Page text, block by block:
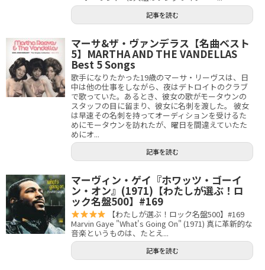
記事を読む
マーサ&ザ・ヴァンデラス【名曲ベスト
5】MARTHA AND THE VANDELLAS
Best 5 Songs
歌手になりたかった19歳のマーサ・リーヴスは、日
中は他の仕事をしながら、夜はデトロイトのクラブ
で歌っていた。あるとき、彼女の歌がモータウンの
スタッフの目に留まり、彼女に名刺を渡した。 彼女
は早速その名刺を持ってオーディションを受けるた
めにモータウンを訪れたが、曜日を間違えていたた
めにオ...
記事を読む
マーヴィン・ゲイ『ホワッツ・ゴーイ
ン・オン』(1971)【わたしが選ぶ！ロ
ック名盤500】#169
【わたしが選ぶ！ロック名盤500】#169
Marvin Gaye "What's Going On" (1971) 真に革新的な
音楽というものは、たとえ...
記事を読む